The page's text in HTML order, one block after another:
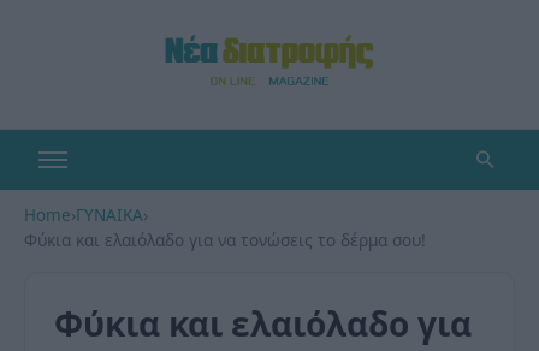
Home›ΓΥΝΑΙΚΑ›
Φύκια και ελαιόλαδο για να τονώσεις το δέρμα σου!
Φύκια και ελαιόλαδο για